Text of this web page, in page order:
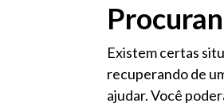
Existem certas
recuperando de
ajudar. Você